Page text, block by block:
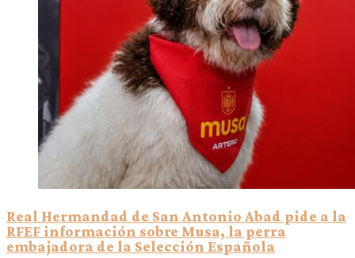
Real Hermandad de San Antonio Abad pide a la
RFEF información sobre Musa, la perra
embajadora de la Selección Española